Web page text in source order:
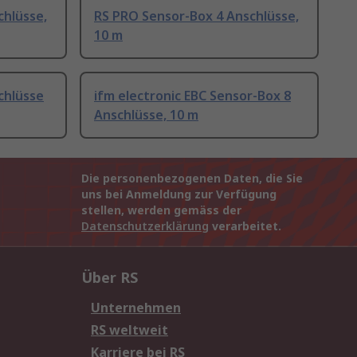
RS PRO Sensor-Box 4 Anschlüsse,
10 m
ifm electronic EBC Sensor-Box 8
Anschlüsse, 10 m
Die personenbezogenen Daten, die Sie
uns bei Anmeldung zur Verfügung
stellen, werden gemäss der
Datenschutzerklärung verarbeitet.
Über RS
Unternehmen
RS weltweit
Karriere bei RS